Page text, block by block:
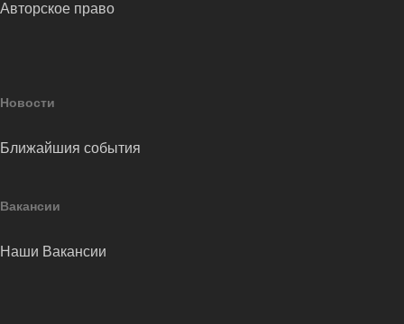
Авторское право
Новости
Ближайшия события
Вакансии
Наши Вакансии